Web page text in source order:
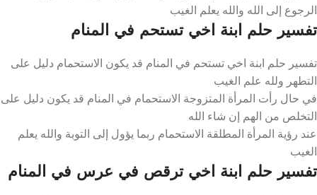
الرجوع إلى الله والله يعلم الغيب
تفسير حلم ابنة اخي تستحم في المنام
تفسير حلم ابنة اخي تستحم في المنام قد يكون الاستحمام دليل على
التطهر ولله علم الغيب
في حال رأت المرأة المتزوجة الاستحمام في المنام قد يكون دليل على
التخلص من الهم إن شاء الله
عند رؤية المرأة المطلقة الاستحمام ربما يؤول إلى التوبة والله يعلم
الغيب
تفسير حلم ابنة اخي ترقص في عرس في المنام